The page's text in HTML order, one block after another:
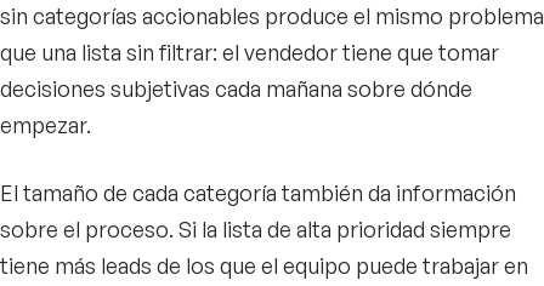
sin categorías accionables produce el mismo problema
que una lista sin filtrar: el vendedor tiene que tomar
decisiones subjetivas cada mañana sobre dónde
empezar.
El tamaño de cada categoría también da información
sobre el proceso. Si la lista de alta prioridad siempre
tiene más leads de los que el equipo puede trabajar en